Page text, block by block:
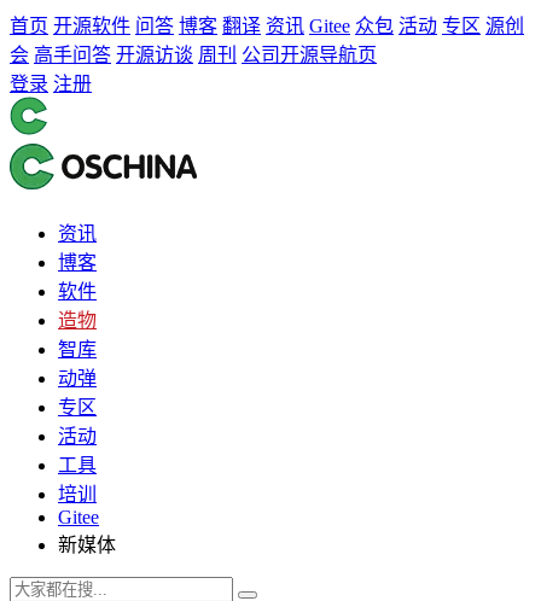
首页 开源软件 问答 博客 翻译 资讯 Gitee 众包 活动 专区 源创
会 高手问答 开源访谈 周刊 公司开源导航页
登录 注册
资讯
博客
软件
造物
智库
动弹
专区
活动
工具
培训
Gitee
新媒体